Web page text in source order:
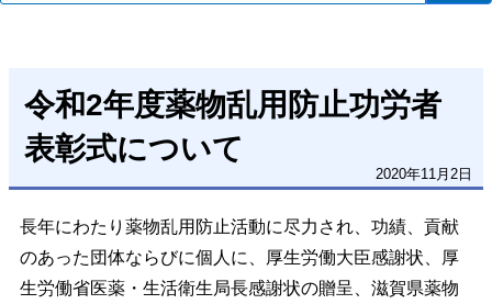
令和2年度薬物乱用防止功労者
表彰式について
2020年11月2日
長年にわたり薬物乱用防止活動に尽力され、功績、貢献
のあった団体ならびに個人に、厚生労働大臣感謝状、厚
生労働省医薬・生活衛生局長感謝状の贈呈、滋賀県薬物